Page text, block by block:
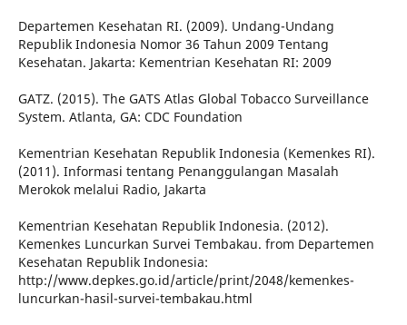
Departemen Kesehatan RI. (2009). Undang-Undang
Republik Indonesia Nomor 36 Tahun 2009 Tentang
Kesehatan. Jakarta: Kementrian Kesehatan RI: 2009
GATZ. (2015). The GATS Atlas Global Tobacco Surveillance
System. Atlanta, GA: CDC Foundation
Kementrian Kesehatan Republik Indonesia (Kemenkes RI).
(2011). Informasi tentang Penanggulangan Masalah
Merokok melalui Radio, Jakarta
Kementrian Kesehatan Republik Indonesia. (2012).
Kemenkes Luncurkan Survei Tembakau. from Departemen
Kesehatan Republik Indonesia:
http://www.depkes.go.id/article/print/2048/kemenkes-
luncurkan-hasil-survei-tembakau.html